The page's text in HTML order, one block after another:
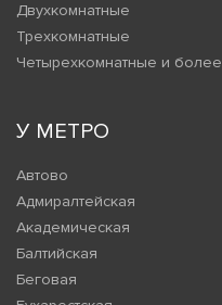
Двухкомнатные
Трехкомнатные
Четырехкомнатные и более
У МЕТРО
Автово
Адмиралтейская
Академическая
Балтийская
Беговая